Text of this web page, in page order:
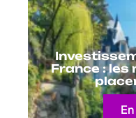
France : les